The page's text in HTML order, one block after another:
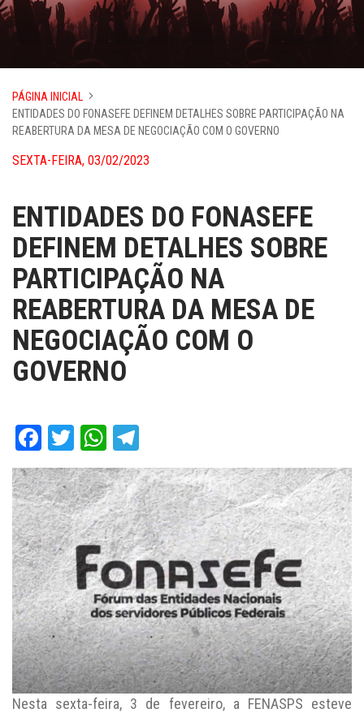
PÁGINA INICIAL
ENTIDADES DO FONASEFE DEFINEM DETALHES SOBRE PARTICIPAÇÃO NA
REABERTURA DA MESA DE NEGOCIAÇÃO COM O GOVERNO
SEXTA-FEIRA, 03/02/2023
ENTIDADES DO FONASEFE
DEFINEM DETALHES SOBRE
PARTICIPAÇÃO NA
REABERTURA DA MESA DE
NEGOCIAÇÃO COM O
GOVERNO
Facebook
TwitterWhatsApp
Nesta sexta-feira, 3 de fevereiro, a FENASPS esteve